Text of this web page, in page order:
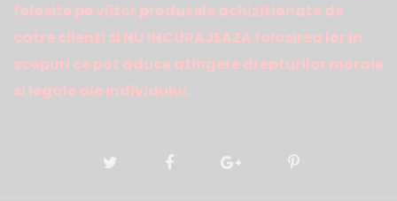
folosite pe viitor produsele achizitionate de
catre clienti si NU INCURAJEAZA folosirea lor in
scopuri ce pot aduce atingere drepturilor morale
si legale ale individului.